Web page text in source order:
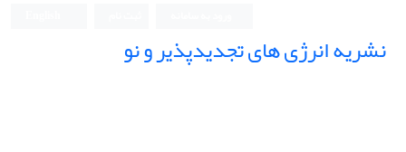
نشریه انرژی های تجدیدپذیر و نو